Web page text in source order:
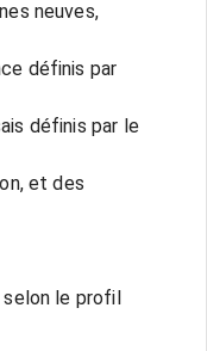
neuves,
définis par
définis par le
et des
selon le profil